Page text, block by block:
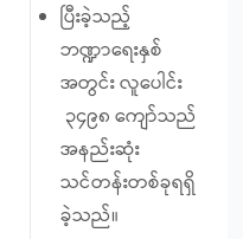
ပြီးခဲ့သည့်
ဘဏ္ဍာရေးနှစ်
အတွင်း လူပေါင်း
၃၄၉၈ ကျော်သည်
အနည်းဆုံး
သင်တန်းတစ်ခုရရှိ
ခဲ့သည်။